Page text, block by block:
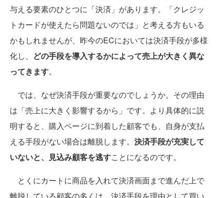
与える要素のひとつに「決済」があります。「クレジッ
トカードが使えたら問題ないのでは」と考える方もいる
かもしれませんが、昨今のECにおいては決済手段が多様
化し、 どの手段を導入するかによって売上が大きく異な
ってきます。
では、なぜ決済手段が重要なのでしょうか。その理由
は「売上に大きく影響するから」です。より具体的に説
明すると、購入ページに到着した顧客でも、自身が支払
える手段がない場合は離脱します。 決済手段が充実して
いないと、見込み顧客を逃すことになるのです。
とくにカートに商品を入れて決済画面まで進んだ上で